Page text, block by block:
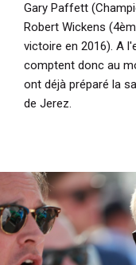
Gary Paffett
Robert Wickens
victoire en 2016). A
comptent donc au
ont déjà préparé la
de Jerez.